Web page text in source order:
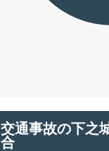
交通事故の下之
合